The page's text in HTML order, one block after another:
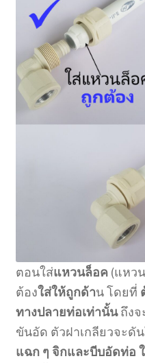
ตอนใส่แหวนล็อค(แหว
ต้องใส่ให้ถูกด้าน โดยที่
ทางปลายท่อเท่านั้นถึงจ
ขันอัด ตัวฝาเกลียวจะดั
แฉก ๆ จิกและบีบอัดท่อ